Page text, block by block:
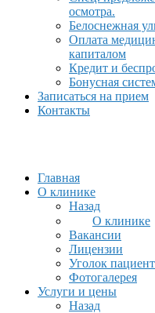
осмотра.
Белоснежная
Оплата
капиталом
Кредит и
Бонусная
Записаться на прием
Контакты
Главная
О клинике
Назад
О клинике
Вакансии
Лицензии
Уголок
Фотогалерея
Услуги и цены
Назад